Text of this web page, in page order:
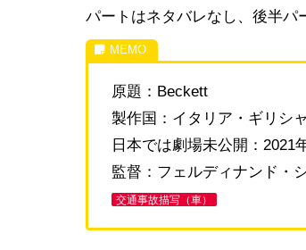
パートはネタバレなし、後半パ
原題：Beckett
製作国：イタリア・ギリシ
日本では劇場未公開：2021
監督：フェルディナンド・
交通事故描写（車）